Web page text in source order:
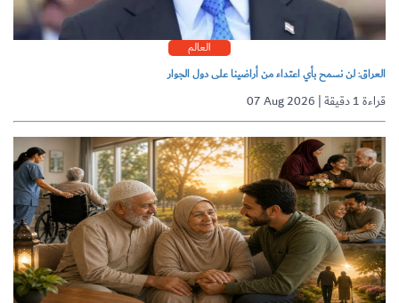
العالم
العراق: لن نسمح بأي اعتداء من أراضينا على دول الجوار
07 Aug 2026 | قراءة 1 دقيقة